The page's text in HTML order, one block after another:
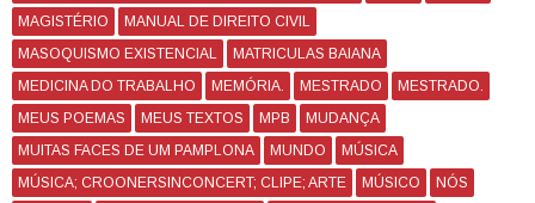
MAGISTÉRIO
MANUAL DE DIREITO CIVIL
MASOQUISMO EXISTENCIAL
MATRICULAS BAIANA
MEDICINA DO TRABALHO
MEMÓRIA. MESTRADO
MESTRADO.
MEUS POEMAS
MEUS TEXTOS MPB
MUDANÇA
MUITAS FACES DE UM PAMPLONA
MUNDO
MÚSICA
MÚSICA; CROONERSINCONCERT; CLIPE; ARTE
MÚSICO
NÓS